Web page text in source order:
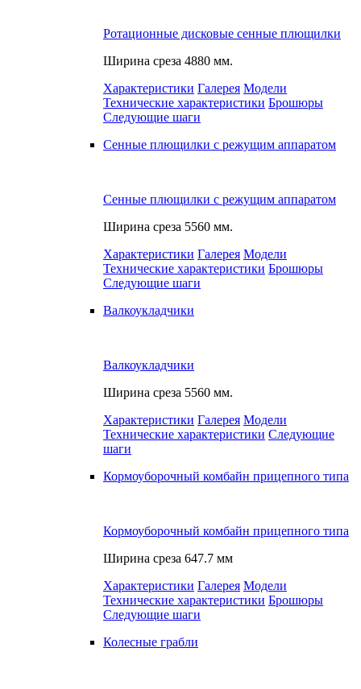
Ротационные дисковые сенные плющилки
Ширина среза 4880 мм.
Характеристики Галерея Модели
Технические характеристики Брошюры
Следующие шаги
Сенные плющилки с режущим аппаратом
Сенные плющилки с режущим аппаратом
Ширина среза 5560 мм.
Характеристики Галерея Модели
Технические характеристики Брошюры
Следующие шаги
Валкоукладчики
Валкоукладчики
Ширина среза 5560 мм.
Характеристики Галерея Модели
Технические характеристики Следующие
шаги
Кормоуборочный комбайн прицепного типа
Кормоуборочный комбайн прицепного типа
Ширина среза 647.7 мм
Характеристики Галерея Модели
Технические характеристики Брошюры
Следующие шаги
Колесные грабли